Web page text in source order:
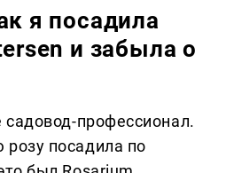
я посадила
и забыла о
садовод-профессионал.
посадила по